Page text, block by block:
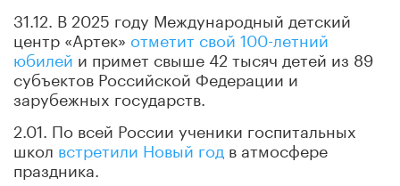
31.12. В 2025 году Международный детский
центр «Артек» отметит свой 100-летний
юбилей и примет свыше 42 тысяч детей из 89
субъектов Российской Федерации и
зарубежных государств.
2.01. По всей России ученики госпитальных
школ встретили Новый год в атмосфере
праздника.